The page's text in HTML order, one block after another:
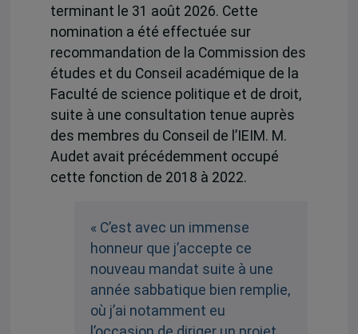
terminant le 31 août 2026. Cette
nomination a été effectuée sur
recommandation de la Commission des
études et du Conseil académique de la
Faculté de science politique et de droit,
suite à une consultation tenue auprès
des membres du Conseil de l’IEIM. M.
Audet avait précédemment occupé
cette fonction de 2018 à 2022.
« C’est avec un immense
honneur que j’accepte ce
nouveau mandat suite à une
année sabbatique bien remplie,
où j’ai notamment eu